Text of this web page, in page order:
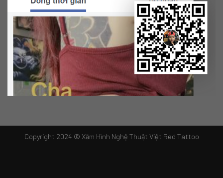
Copyright 2024 © Xăm Hình Nghệ Thuật Việt Red Tattoo